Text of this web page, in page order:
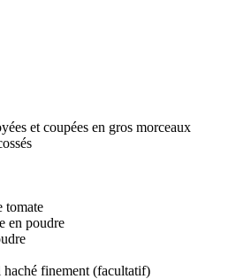
et coupées en gros morceaux
tomate
en poudre
haché finement (facultatif)